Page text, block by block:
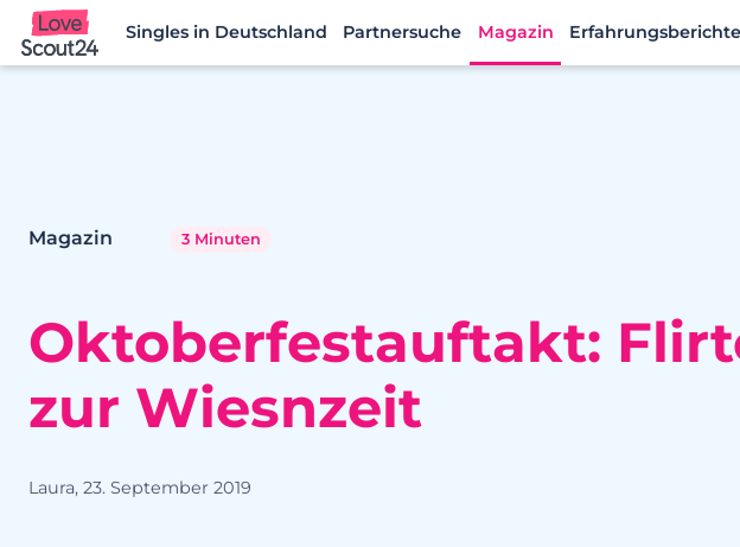
Lovescout24
Singles in Deutschland Partnersuche Magazin Erfahrungsberichte
Magazin 3 Minuten
Oktoberfestauftakt:
zur Wiesnzeit
Laura, 23. September 2019